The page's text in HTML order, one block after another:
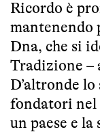
Ricordo è
mantenendo
Dna, che si
Tradizione –
D’altronde
fondatori nel
un paese e la